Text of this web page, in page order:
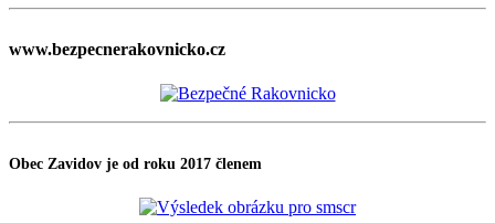
www.bezpecnerakovnicko.cz
Obec Zavidov je od roku 2017 členem